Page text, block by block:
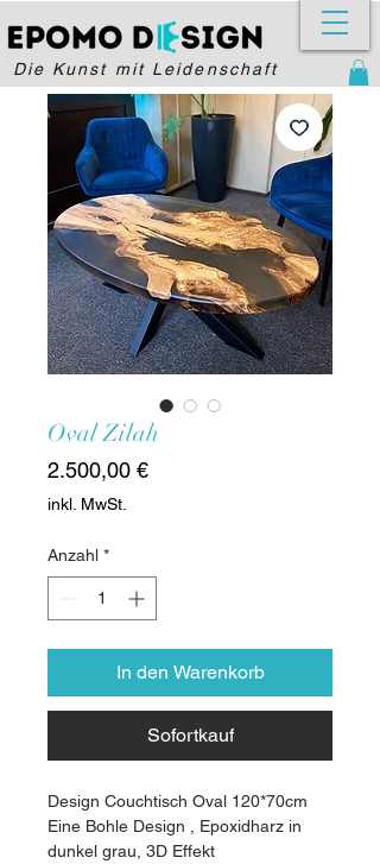
Die Kunst mit Leidenschaft
Oval Zilah
2.500,00 €Preis
inkl. MwSt.
Anzahl *
In den Warenkorb
Sofortkauf
Design Couchtisch Oval 120*70cm
Eine Bohle Design , Epoxidharz in
dunkel grau, 3D Effekt